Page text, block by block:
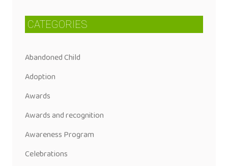
CATEGORIES
Abandoned Child
Adoption
Awards
Awards and recognition
Awareness Program
Celebrations